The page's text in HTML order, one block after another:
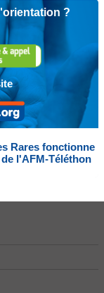
?
Rares fonctionne
l'AFM-Téléthon